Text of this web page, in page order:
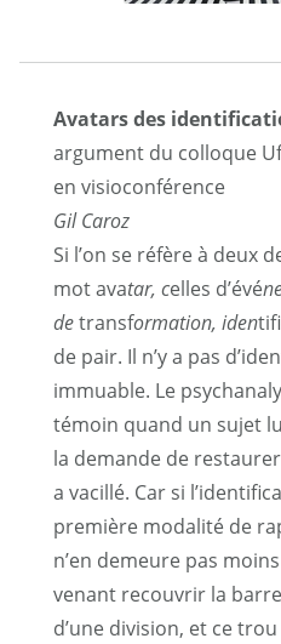
Avatars des
argument du colloque
en visioconférence
Gil Caroz
Si l’on se réfère à deux
mot avatar, celles d’évé
detransformation, iden
de pair. Il n’y a pas
immuable. Le
témoin quand un sujet
la demande de
a vacillé. Car si
première modalité de
n’en demeure pas
venant recouvrir la
d’une division, et ce